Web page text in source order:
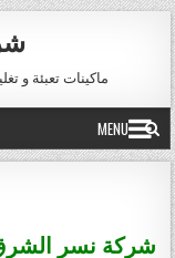
Skip to content
ماكينات تعبئة و تغليف مبيعات
MENU
شركة نسر الشرق